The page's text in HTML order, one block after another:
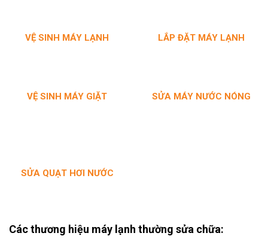
VỆ SINH MÁY LẠNH
VỆ SINH MÁY GIẶT
LẮP ĐẶT MÁY LẠNH
SỬA MÁY NƯỚC NÓNG
SỬA QUẠT HƠI NƯỚC
Các thương hiệu máy lạnh thường sửa chữa: